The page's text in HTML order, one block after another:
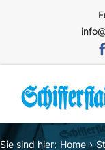
Home
Sie sind hier: Home